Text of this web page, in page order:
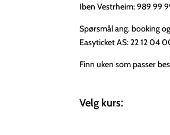
Iben Vestrheim: 989 99
Spørsmål ang. booking
Easyticket AS: 22 12 04
Finn uken som passer
Velg kurs: